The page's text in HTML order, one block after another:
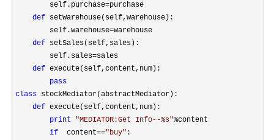
        self.purchase
=purchase
def setWarehouse(self,warehouse):
        self.warehouse
=warehouse
def setSales(self,sales):
        self.sales
=sales
def execute(self,content,num):
pass
class stockMediator(abstractMediator):
def execute(self,content,num):
print
"MEDIATOR:Get Info--%s"%content
if
  content==
"buy" :